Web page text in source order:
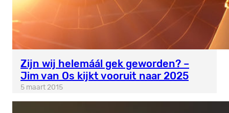
Zijn wij helemáál gek geworden? –
Jim van Os kijkt vooruit naar 2025
5 maart 2015